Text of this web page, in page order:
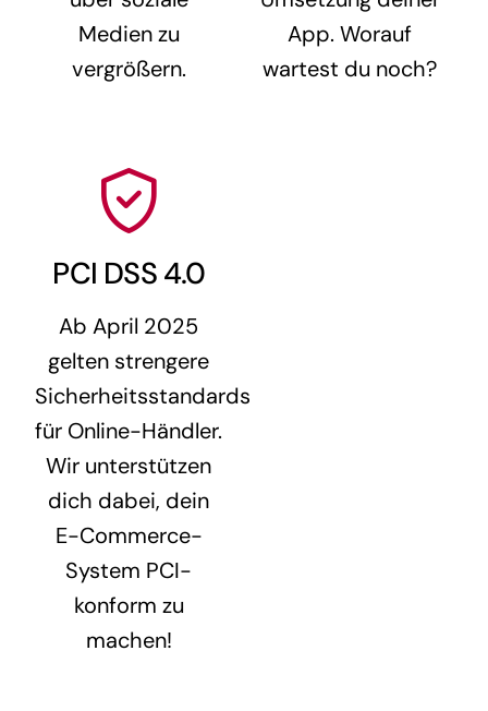
Medien zu
vergrößern.
App. Worauf
wartest du noch?
PCI DSS 4.0
Ab April 2025
gelten strengere
Sicherheitsstandards
für Online-Händler.
Wir unterstützen
dich dabei, dein
E-Commerce-
System PCI-
konform zu
machen!